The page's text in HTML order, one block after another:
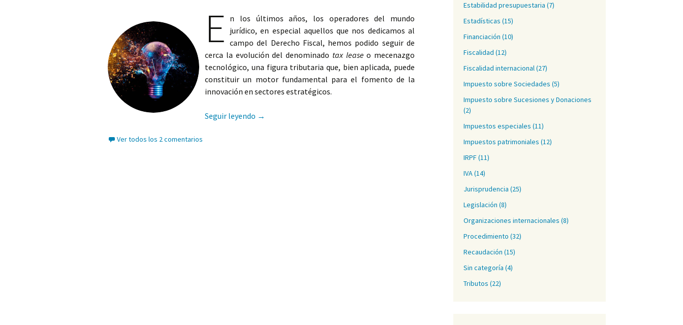
E n los últimos años, los operadores del mundo
jurídico, en especial aquellos que nos dedicamos al
campo del Derecho Fiscal, hemos podido seguir de
cerca la evolución del denominado tax leaseo mecenazgo
tecnológico, una figura tributaria que, bien aplicada, puede
constituir un motor fundamental para el fomento de la
innovación en sectores estratégicos.
Seguir leyendo Tax lease o mecenazgo tecnológico: El control de los incentivos fiscales a la I+D
→
Ver todos los 2 comentarios
Estabilidad presupuestaria (7)
Estadísticas (15)
Financiación (10)
Fiscalidad (12)
Fiscalidad internacional(27)
Impuesto sobre Sociedades (5)
Impuesto sobre Sucesiones y Donaciones
(2)
Impuestos especiales (11)
Impuestos patrimoniales (12)
IRPF(11)
IVA(14)
Jurisprudencia (25)
Legislación (8)
Organizaciones internacionales (8)
Procedimiento (32)
Recaudación (15)
Sin categoría (4)
Tributos (22)